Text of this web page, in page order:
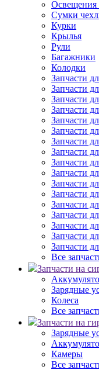
Сумки
Курки
Крылья
Рули
Багажники
Колодки
Запчасти
Запчасти
Запчасти
Запчасти
Запчасти
Запчасти
Запчасти
Запчасти
Запчасти
Запчасти
Запчасти
Запчасти
Запчасти
Запчасти
Запчасти
Запчасти
Запчасти
Все
Запчасти на
Зарядные
Колеса
Все
Запчасти на
Зарядные
Камеры
Все